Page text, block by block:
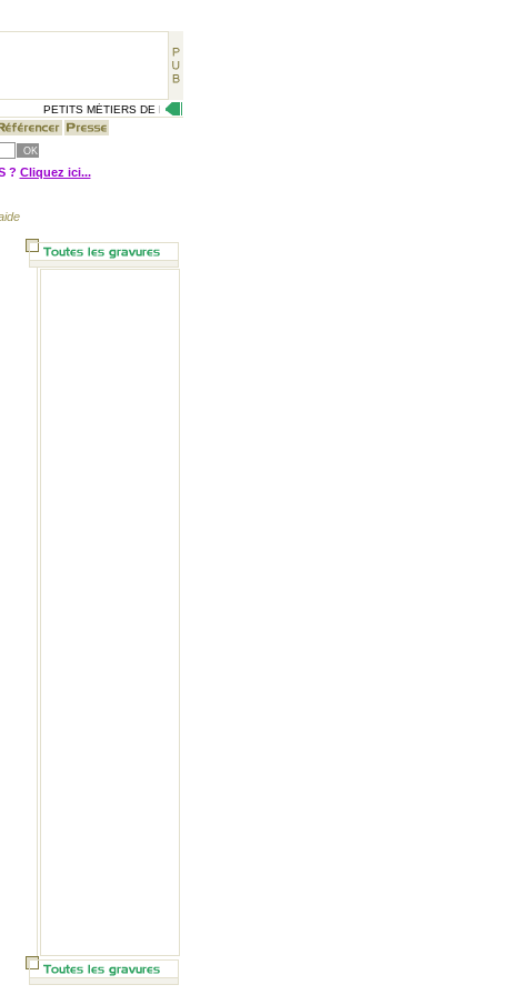
PETITS MÉTIERS DE RUE, CÉLÉBRITÉS D'AUTREFOIS, VIE QUOTIDIENNE D'HIER,
? Cliquez ici...